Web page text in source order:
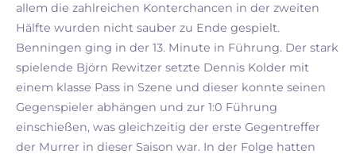
allem die zahlreichen Konterchancen in der zweiten
Hälfte wurden nicht sauber zu Ende gespielt.
Benningen ging in der 13. Minute in Führung. Der stark
spielende Björn Rewitzer setzte Dennis Kolder mit
einem klasse Pass in Szene und dieser konnte seinen
Gegenspieler abhängen und zur 1:0 Führung
einschießen, was gleichzeitig der erste Gegentreffer
der Murrer in dieser Saison war. In der Folge hatten